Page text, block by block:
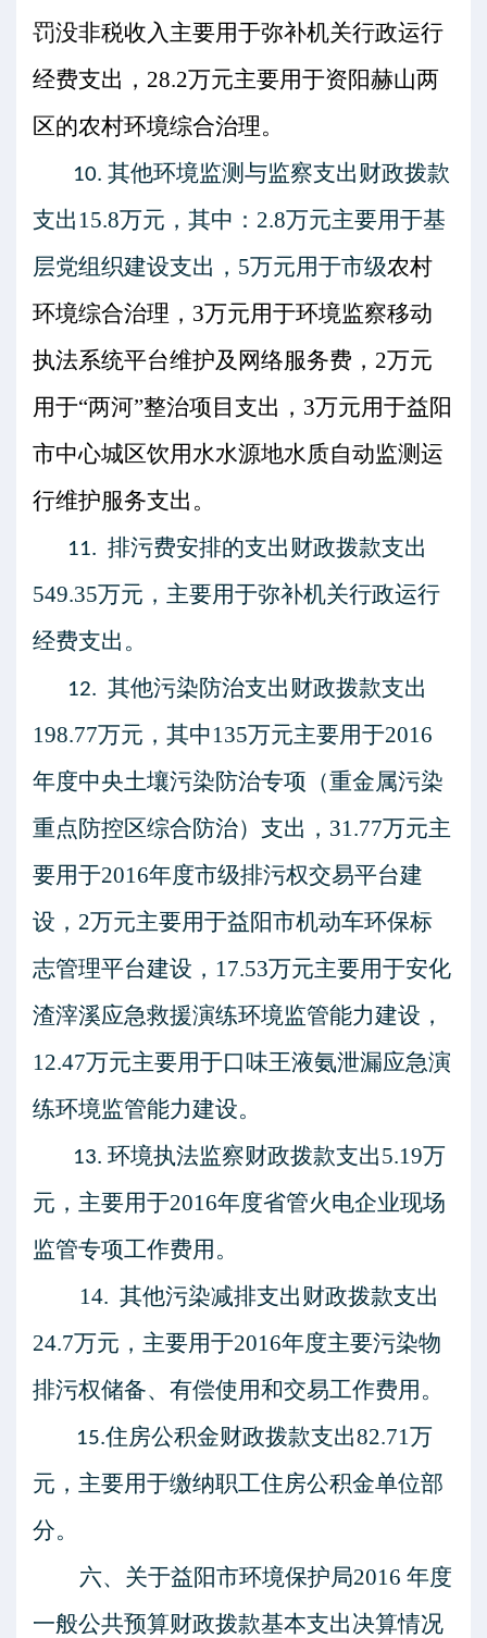
罚没非税收入主要用于弥补机关行政运行
经费支出， 28.2万元主要用于资阳赫山两
区的农村环境综合治理。
10. 其他环境监测与监察支出 财政拨款
支出 15.8万元，其中： 2.8万元主要用于基
层党组织建设支出， 5万元用于市级农村
环境综合治理， 3万元用于环境监察移动
执法系统平台维护及网络服务费， 2万元
用于“两河”整治项目支出， 3万元用于益阳
市中心城区饮用水水源地水质自动监测运
行维护服务支出。
11. 排污费安排的支出 财政拨款支出
549.35万元，主要用于弥补机关行政运行
经费支出。
12. 其他污染防治支出 财政拨款支出
198.77万元，其中135万元主要用于2016
年度中央土壤污染防治专项（重金属污染
重点防控区综合防治）支出， 31.77万元主
要用于2016年度市级排污权交易平台建
设， 2万元主要用于益阳市机动车环保标
志管理平台建设， 17.53万元主要用于安化
渣滓溪应急救援演练环境监管能力建设，
12.47万元主要用于口味王液氨泄漏应急演
练环境监管能力建设。
13. 环境执法监察财政拨款支出5.19万
元，主要用于2016年度省管火电企业现场
监管专项工作费用。
14. 其他污染减排支出 财政拨款支出
24.7万元，主要用于2016年度主要污染物
排污权储备、有偿使用和交易工作费用。
15.住房公积金财政拨款支出82.71万
元，主要用于缴纳职工住房公积金单位部
分。
六、关于益阳市环境保护局2016 年度
一般公共预算财政拨款基本支出决算情况